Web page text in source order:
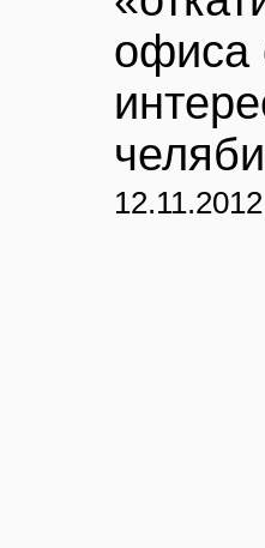
офиса
12.11.2012